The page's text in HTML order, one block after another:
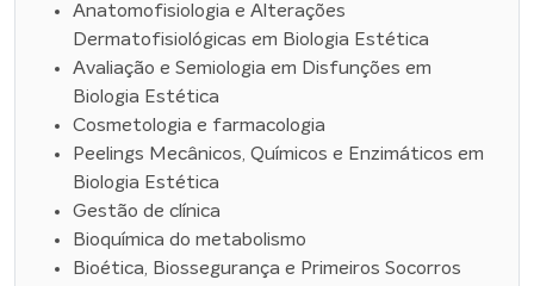
Anatomofisiologia e Alterações
Dermatofisiológicas em Biologia Estética
Avaliação e Semiologia em Disfunções em
Biologia Estética
Cosmetologia e farmacologia
Peelings Mecânicos, Químicos e Enzimáticos em
Biologia Estética
Gestão de clínica
Bioquímica do metabolismo
Bioética, Biossegurança e Primeiros Socorros